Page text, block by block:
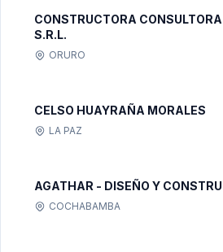
CONSTRUCTORA
S.R.L.
ORURO
CELSO HUAYRAÑA MORALES
LA PAZ
AGATHAR - DISEÑO Y
COCHABAMBA